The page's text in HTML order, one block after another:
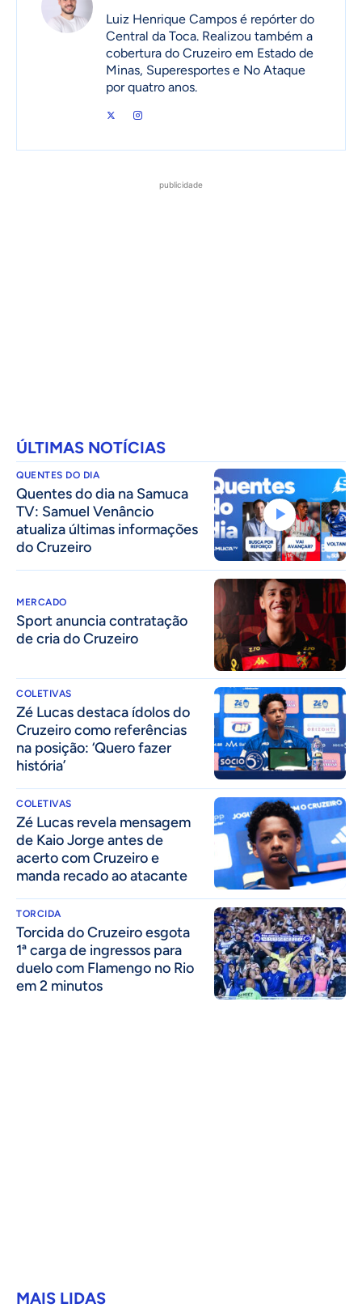
Luiz Henrique Campos é repórter do
Central da Toca. Realizou também a
cobertura do Cruzeiro em Estado de
Minas, Superesportes e No Ataque
por quatro anos.
publicidade
ÚLTIMAS NOTÍCIAS
QUENTES DO DIA
Quentes do dia na Samuca
TV: Samuel Venâncio
atualiza últimas informações
do Cruzeiro
MERCADO
Sport anuncia contratação
de cria do Cruzeiro
COLETIVAS
Zé Lucas destaca ídolos do
Cruzeiro como referências
na posição: ‘Quero fazer
história’
COLETIVAS
Zé Lucas revela mensagem
de Kaio Jorge antes de
acerto com Cruzeiro e
manda recado ao atacante
TORCIDA
Torcida do Cruzeiro esgota
1ª carga de ingressos para
duelo com Flamengo no Rio
em 2 minutos
MAIS LIDAS